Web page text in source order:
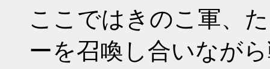
ここではきのこ軍、
ーを召喚し合いなが